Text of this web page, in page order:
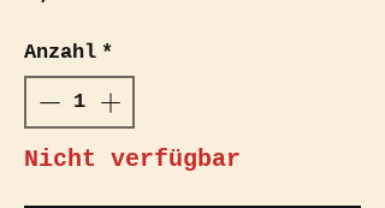
Anzahl *
Nicht verfügbar